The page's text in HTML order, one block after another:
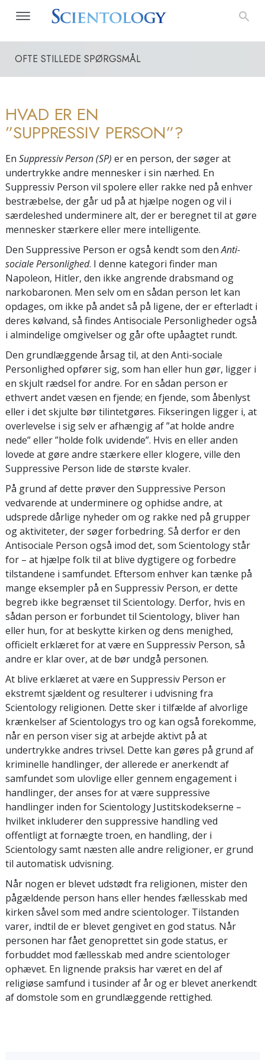
OFTE STILLEDE SPØRGSMÅL
HVAD ER EN
”SUPPRESSIV PERSON”?
En Suppressiv Person (SP) er en person, der søger at
undertrykke andre mennesker i sin nærhed. En
Suppressiv Person vil spolere eller rakke ned på enhver
bestræbelse, der går ud på at hjælpe nogen og vil i
særdeleshed underminere alt, der er beregnet til at gøre
mennesker stærkere eller mere intelligente.
Den Suppressive Person er også kendt som denAnti-
sociale Personlighed. I denne kategori finder man
Napoleon, Hitler, den ikke angrende drabsmand og
narkobaronen. Men selv om en sådan person let kan
opdages, om ikke på andet så på ligene, der er efterladt i
deres kølvand, så findes Antisociale Personligheder også
i almindelige omgivelser og går ofte upåagtet rundt.
Den grundlæggende årsag til, at den Anti-sociale
Personlighed opfører sig, som han eller hun gør, ligger i
en skjult rædsel for andre. For en sådan person er
ethvert andet væsen en fjende; en fjende, som åbenlyst
eller i det skjulte bør tilintetgøres. Fikseringen ligger i, at
overlevelse i sig selv er afhængig af ”at holde andre
nede” eller ”holde folk uvidende”. Hvis en eller anden
lovede at gøre andre stærkere eller klogere, ville den
Suppressive Person lide de største kvaler.
På grund af dette prøver den Suppressive Person
vedvarende at underminere og ophidse andre, at
udsprede dårlige nyheder om og rakke ned på grupper
og aktiviteter, der søger forbedring. Så derfor er den
Antisociale Person også imod det, som Scientology står
for – at hjælpe folk til at blive dygtigere og forbedre
tilstandene i samfundet. Eftersom enhver kan tænke på
mange eksempler på en Suppressiv Person, er dette
begreb ikke begrænset til Scientology. Derfor, hvis en
sådan person er forbundet til Scientology, bliver han
eller hun, for at beskytte kirken og dens menighed,
officielt erklæret for at være en Suppressiv Person, så
andre er klar over, at de bør undgå personen.
At blive erklæret at være en Suppressiv Person er
ekstremt sjældent og resulterer i udvisning fra
Scientology religionen. Dette sker i tilfælde af alvorlige
krænkelser af Scientologys tro og kan også forekomme,
når en person viser sig at arbejde aktivt på at
undertrykke andres trivsel. Dette kan gøres på grund af
kriminelle handlinger, der allerede er anerkendt af
samfundet som ulovlige eller gennem engagement i
handlinger, der anses for at være suppressive
handlinger inden for Scientology Justitskodekserne –
hvilket inkluderer den suppressive handling ved
offentligt at fornægte troen, en handling, der i
Scientology samt næsten alle andre religioner, er grund
til automatisk udvisning.
Når nogen er blevet udstødt fra religionen, mister den
pågældende person hans eller hendes fællesskab med
kirken såvel som med andre scientologer. Tilstanden
varer, indtil de er blevet gengivet en god status. Når
personen har fået genoprettet sin gode status, er
forbuddet mod fællesskab med andre scientologer
ophævet. En lignende praksis har været en del af
religiøse samfund i tusinder af år og er blevet anerkendt
af domstole som en grundlæggende rettighed.